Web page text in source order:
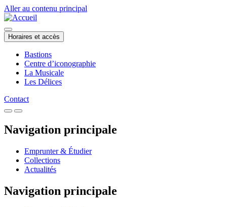
Aller au contenu principal
Horaires et accès
Bastions
Centre d’iconographie
La Musicale
Les Délices
Contact
Navigation principale
Emprunter & Étudier
Collections
Actualités
Navigation principale